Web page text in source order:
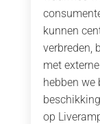
kunnen
verbreden,
met
hebben we
op